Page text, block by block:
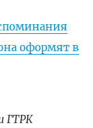
оформят в
ГТРК